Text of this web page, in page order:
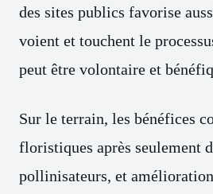
des sites publics favorise
voient et touchent le
peut être volontaire et
Sur le terrain, les bénéfices
floristiques après seulement
pollinisateurs, et